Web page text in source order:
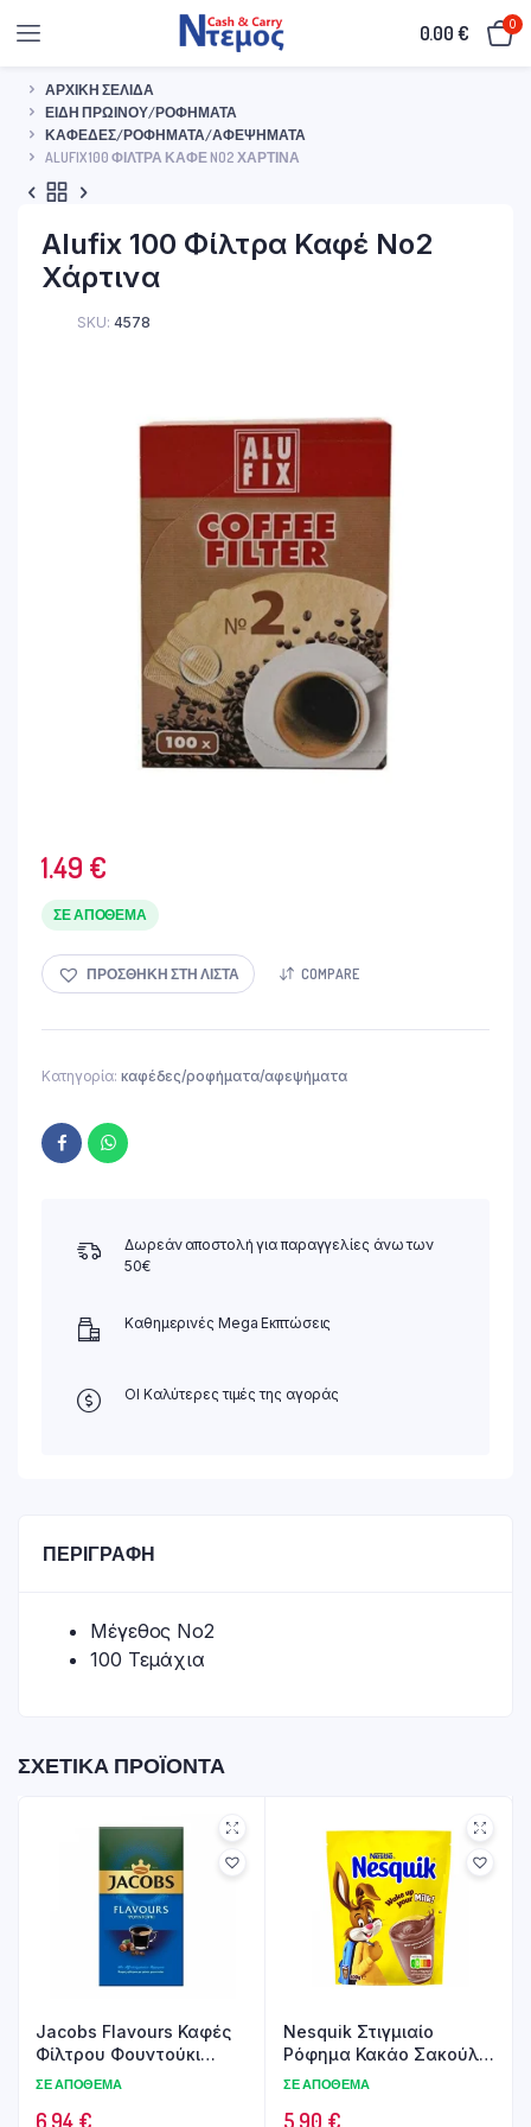
0.00€ 0
ΑΡΧΙΚΉ ΣΕΛΊΔΑ
ΕΊΔΗ ΠΡΩΙΝΟΎ/ΡΟΦΉΜΑΤΑ
ΚΑΦΈΔΕΣ/ΡΟΦΉΜΑΤΑ/ΑΦΕΨΉΜΑΤΑ
ALUFIX 100 ΦΊΛΤΡΑ ΚΑΦΈ NO2 ΧΆΡΤΙΝΑ
Alufix 100 Φίλτρα Καφέ No2
Χάρτινα
SKU: 4578
1.49 €
ΣΕ ΑΠΌΘΕΜΑ
ΠΡΟΣΘΉΚΗ ΣΤΗ ΛΊΣΤΑ COMPARE
Κατηγορία: καφέδες/ροφήματα/αφεψήματα
Δωρεάν αποστολή για παραγγελίες άνω των
50€
Καθημερινές Mega Εκπτώσεις
ΟΙ Καλύτερες τιμές της αγοράς
ΠΕΡΙΓΡΑΦΉ
Μέγεθος No2
100 Τεμάχια
ΣΧΕΤΙΚΆ ΠΡΟΪΌΝΤΑ
Jacobs Flavours Καφές
Φίλτρου Φουντούκι
250gr
ΣΕ ΑΠΌΘΕΜΑ
6.94 €
Nesquik Στιγμιαίο
Ρόφημα Κακάο Σακούλα
800gr
ΣΕ ΑΠΌΘΕΜΑ
5.90 €